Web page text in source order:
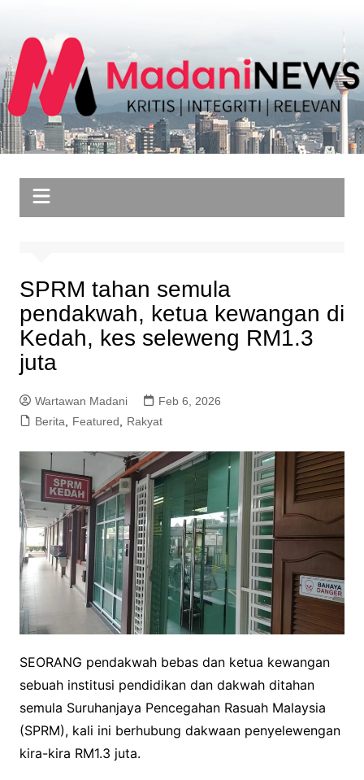
content
SPRM tahan semula
pendakwah, ketua kewangan di
Kedah, kes seleweng RM1.3
juta
Wartawan Madani
Feb 6, 2026
Berita, Featured, Rakyat
SEORANG pendakwah bebas dan ketua kewangan
sebuah institusi pendidikan dan dakwah ditahan
semula Suruhanjaya Pencegahan Rasuah Malaysia
(SPRM), kali ini berhubung dakwaan penyelewengan
kira-kira RM1.3 juta.